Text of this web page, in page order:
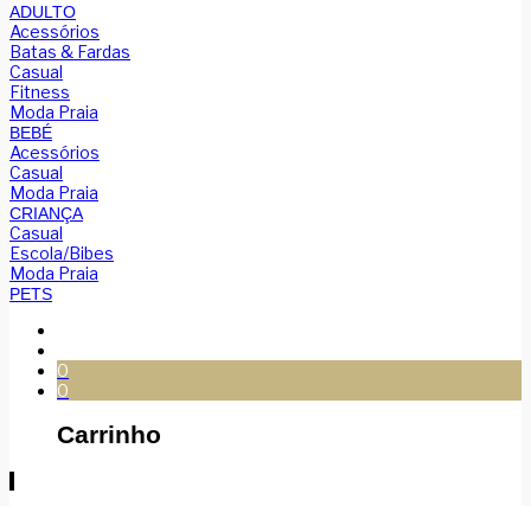
ADULTO
Acessórios
Batas & Fardas
Casual
Fitness
Moda Praia
BEBÉ
Acessórios
Casual
Moda Praia
CRIANÇA
Casual
Escola/Bibes
Moda Praia
PETS
0
0
Carrinho